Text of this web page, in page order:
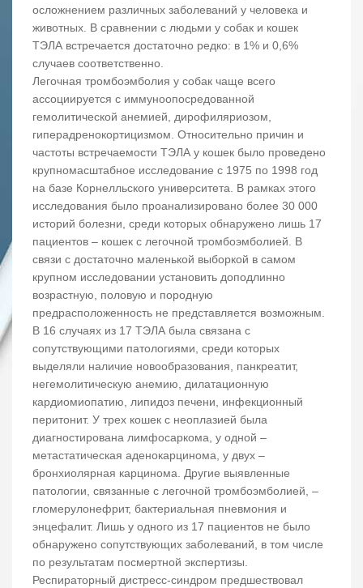
осложнением различных заболеваний у человека и
животных. В сравнении с людьми у собак и кошек
ТЭЛА встречается достаточно редко: в 1% и 0,6%
случаев соответственно.
Легочная тромбоэмболия у собак чаще всего
ассоциируется с иммуноопосредованной
гемолитической анемией, дирофиляриозом,
гиперадренокортицизмом. Относительно причин и
частоты встречаемости ТЭЛА у кошек было проведено
крупномасштабное исследование с 1975 по 1998 год
на базе Корнелльского университета. В рамках этого
исследования было проанализировано более 30 000
историй болезни, среди которых обнаружено лишь 17
пациентов – кошек с легочной тромбоэмболией. В
связи с достаточно маленькой выборкой в самом
крупном исследовании установить доподлинно
возрастную, половую и породную
предрасположенность не представляется возможным.
В 16 случаях из 17 ТЭЛА была связана с
сопутствующими патологиями, среди которых
выделяли наличие новообразования, панкреатит,
негемолитическую анемию, дилатационную
кардиомиопатию, липидоз печени, инфекционный
перитонит. У трех кошек с неоплазией была
диагностирована лимфосаркома, у одной –
метастатическая аденокарцинома, у двух –
бронхиолярная карцинома. Другие выявленные
патологии, связанные с легочной тромбоэмболией, –
гломерулонефрит, бактериальная пневмония и
энцефалит. Лишь у одного из 17 пациентов не было
обнаружено сопутствующих заболеваний, в том числе
по результатам посмертной экспертизы.
Респираторный дистресс-синдром предшествовал